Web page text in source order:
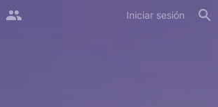
Iniciar sesión